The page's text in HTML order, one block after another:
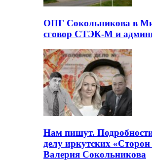
ОПГ Сокольникова в
сговор СТЭК-М и
Нам пишут. Подробности
делу иркутских «Сторон
Валерия Сокольникова